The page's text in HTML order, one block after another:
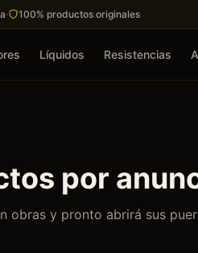
· 100% productos originales
Líquidos Resistencias
por
obras y pronto abrirá sus